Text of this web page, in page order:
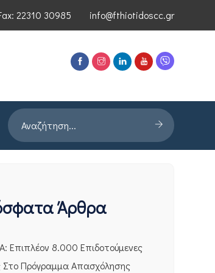
22310 30985 info@fthiotidoscc.gr
Αιχμής του ΕΦΕΠΑΕ Παρουσίαση Έρευνας
Άρθρα
Επιπλέον 8.000 Επιδοτούμενες
Στο Πρόγραμμα Απασχόλησης